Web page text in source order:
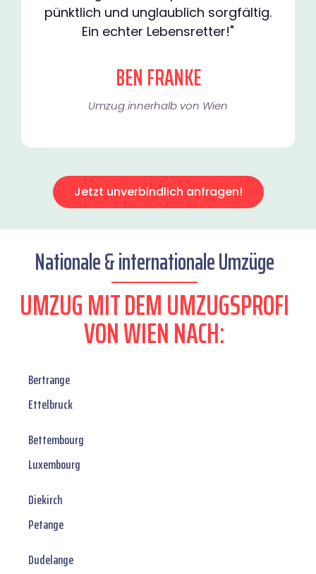
pünktlich und unglaublich sorgfältig.
Ein echter Lebensretter!"
BEN FRANKE
Umzug innerhalb von Wien​
Jetzt unverbindlich anfragen!
Nationale & internationale Umzüge
UMZUG MIT DEM UMZUGSPROFI
VON WIEN NACH:
Bertrange
Ettelbruck
Bettembourg
Luxembourg
Diekirch
Petange
Dudelange